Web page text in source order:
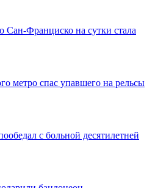
Сан-Франциско на сутки стала
метро спас упавшего на рельсы
с больной десятилетней